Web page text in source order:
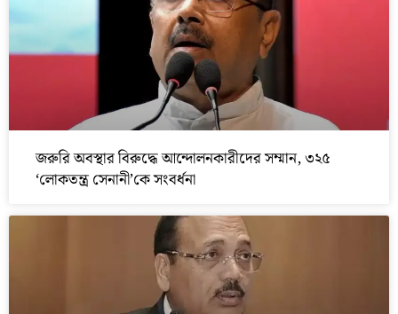
জরুরি অবস্থার বিরুদ্ধে আন্দোলনকারীদের সম্মান, ৩২৫
‘লোকতন্ত্র সেনানী’কে সংবর্ধনা